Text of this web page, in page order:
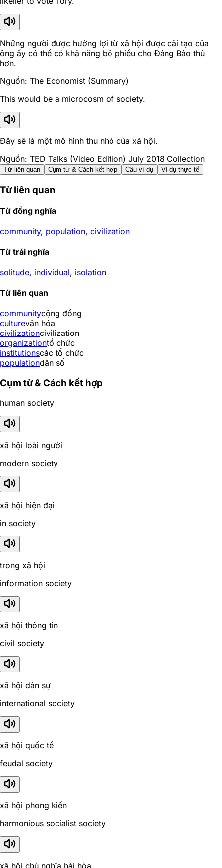
Những người được hưởng lợi từ xã hội được cải tạo của
ông ấy có thể có khả năng bỏ phiếu cho Đảng Bảo thủ
hơn.
Nguồn: The Economist (Summary)
This would be a microcosm of society.
Đây sẽ là một mô hình thu nhỏ của xã hội.
Nguồn: TED Talks (Video Edition) July 2018 Collection
Từ liên quan Cụm từ & Cách kết hợp Câu ví dụ Ví dụ thực tế
Từ liên quan
Từ đồng nghĩa
community, population, civilization
Từ trái nghĩa
solitude, individual, isolation
Từ liên quan
communitycộng đồng
culturevăn hóa
civilizationcivilization
organizationtổ chức
institutionscác tổ chức
populationdân số
Cụm từ & Cách kết hợp
human society
xã hội loài người
modern society
xã hội hiện đại
in society
trong xã hội
information society
xã hội thông tin
civil society
xã hội dân sự
international society
xã hội quốc tế
feudal society
xã hội phong kiến
harmonious socialist society
xã hội chủ nghĩa hài hòa